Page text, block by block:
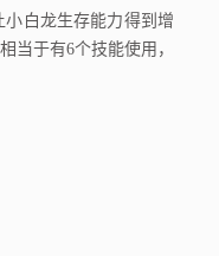
白龙生存能力得到增
当于有6个技能使用，